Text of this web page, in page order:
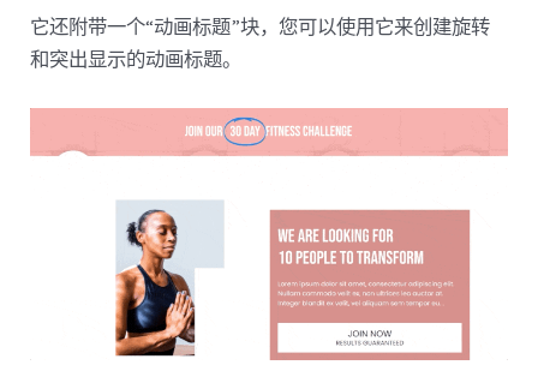
它还附带一个“动画标题”块，您可以使用它来创建旋转
和突出显示的动画标题。